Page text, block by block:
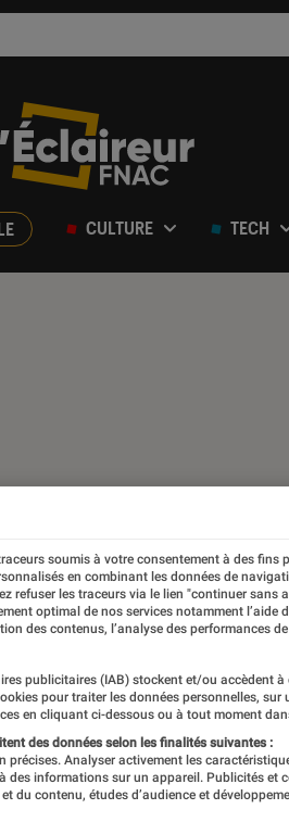
CULTURE TECH
Tests
soumis à votre consentement à des fins
en combinant les données de
refuser les traceurs via le lien "continuer sans
optimal de nos services notamment l’aide
des contenus, l’analyse des performances
publicitaires (IAB) stockent et/ou accèdent à
pour traiter les données personnelles, sur
en cliquant ci-dessous ou à tout moment
des données selon les finalités suivantes :
précises. Analyser activement les
des informations sur un appareil. Publicités et
du contenu, études d’audience et